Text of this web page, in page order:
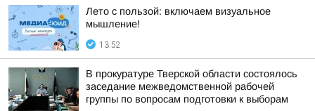
Лето с пользой: включаем визуальное
мышление!
13:52
В прокуратуре Тверской области состоялось
заседание межведомственной рабочей
группы по вопросам подготовки к выборам